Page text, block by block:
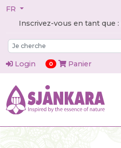
FR
Inscrivez-vous en tant que :
Login 0articles dans le panier
Panier